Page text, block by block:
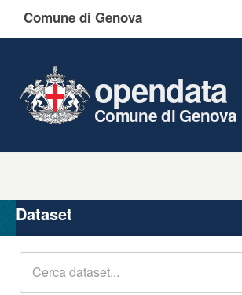
Comune di Genova
opendata
Comune di Genova
Organizzazioni
Gruppi
Dataset